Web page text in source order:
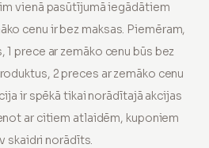
vienā pasūtījumā iegādātiem
cenu ir bez maksas. Piemēram,
prece ar zemāko cenu būs bez
2 preces ar zemāko cenu
ir spēkā tikai norādītajā akcijas
ar citiem atlaidēm, kuponiem
skaidri norādīts.